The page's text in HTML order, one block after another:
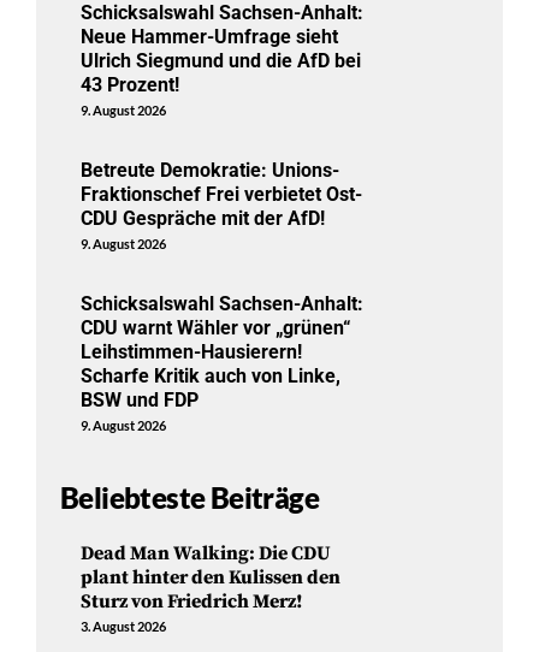
Schicksalswahl Sachsen-Anhalt:
Neue Hammer-Umfrage sieht
Ulrich Siegmund und die AfD bei
43 Prozent!
9. August 2026
Betreute Demokratie: Unions-
Fraktionschef Frei verbietet Ost-
CDU Gespräche mit der AfD!
9. August 2026
Schicksalswahl Sachsen-Anhalt:
CDU warnt Wähler vor „grünen“
Leihstimmen-Hausierern!
Scharfe Kritik auch von Linke,
BSW und FDP
9. August 2026
Beliebteste Beiträge
Dead Man Walking: Die CDU
plant hinter den Kulissen den
Sturz von Friedrich Merz!
3. August 2026